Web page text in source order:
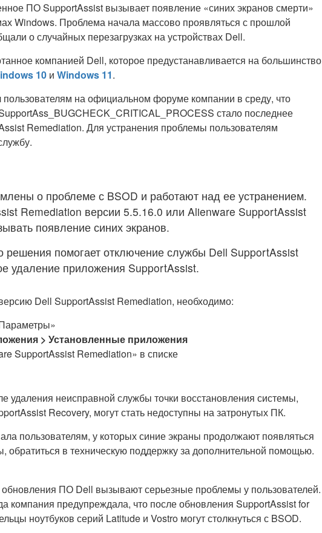
ПО SupportAssist вызывает появление «синих экранов смерти»
Windows. Проблема начала массово проявляться с прошлой
о случайных перезагрузках на устройствах Dell.
компанией Dell, которое предустанавливается на большинство
10 и Windows 11.
на официальном форуме компании в среду, что
стало последнее
Remediation. Для устранения проблемы пользователям
о проблеме с BSOD и работают над ее устранением.
Remediation версии 5.5.16.0 или Alienware SupportAssist
появление синих экранов.
решения помогает отключение службы Dell SupportAssist
удаление приложения SupportAssist.
Dell SupportAssist Remediation, необходимо:
> Установленные приложения
SupportAssist Remediation» в списке
удаления неисправной службы точки восстановления системы,
Recovery, могут стать недоступны на затронутых ПК.
пользователям, у которых синие экраны продолжают появляться
обратиться в техническую поддержку за дополнительной помощью.
обновления ПО Dell вызывают серьезные проблемы у пользователей.
компания предупреждала, что после обновления SupportAssist for
ноутбуков серий Latitude и Vostro могут столкнуться с BSOD.